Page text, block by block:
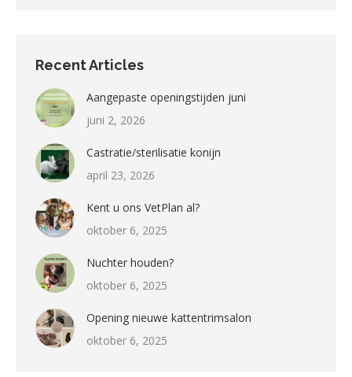
Recent Articles
Aangepaste openingstijden juni
juni 2, 2026
Castratie/sterilisatie konijn
april 23, 2026
Kent u ons VetPlan al?
oktober 6, 2025
Nuchter houden?
oktober 6, 2025
Opening nieuwe kattentrimsalon
oktober 6, 2025